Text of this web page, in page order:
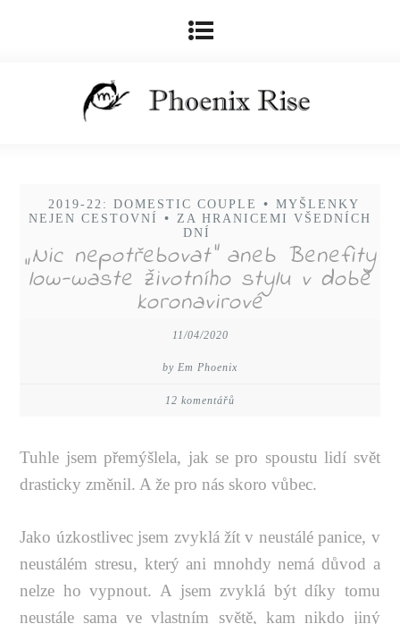
2019-22: DOMESTIC COUPLE • MYŠLENKY
NEJEN CESTOVNÍ
• ZA HRANICEMI VŠEDNÍCH
DNÍ
„Nic nepotřebovat“ aneb Benefity
low-waste životního stylu v době
koronavirové
11/04/2020
by Em Phoenix
12 komentářů
Tuhle jsem přemýšlela, jak se pro spoustu lidí svět
drasticky změnil. A že pro nás skoro vůbec.
Jako úzkostlivec jsem zvyklá žít v neustálé panice, v
neustálém stresu, který ani mnohdy nemá důvod a
nelze ho vypnout. A jsem zvyklá být díky tomu
neustále sama ve vlastním světě, kam nikdo jiný